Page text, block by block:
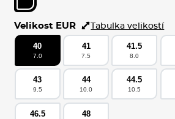
Velikost EUR Tabulka velikostí
40
7.0
41
7.5
41.5
8.0
43
9.5
44
10.0
44.5
10.5
46.5 48